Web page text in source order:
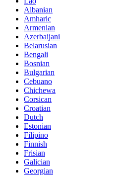
Albanian
Amharic
Armenian
Azerbaijani
Belarusian
Bengali
Bosnian
Bulgarian
Cebuano
Chichewa
Corsican
Croatian
Dutch
Estonian
Filipino
Finnish
Frisian
Galician
Georgian